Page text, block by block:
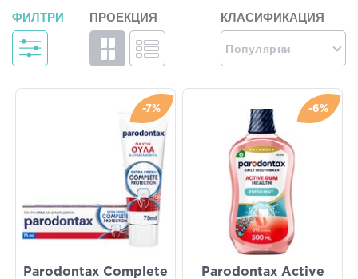
ФИЛТРИ ПРОЕКЦИЯ КЛАСИФИКАЦИЯ
Популярни
-7%
Parodontax Complete
-6%
Parodontax Active